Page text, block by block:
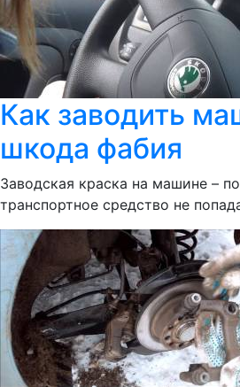
Как заводить
шкода фабия
Заводская краска на машине –
транспортное средство не